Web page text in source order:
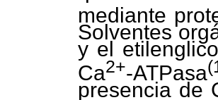
mediante
Solventes
y el
Ca2+-ATPasa
presencia de